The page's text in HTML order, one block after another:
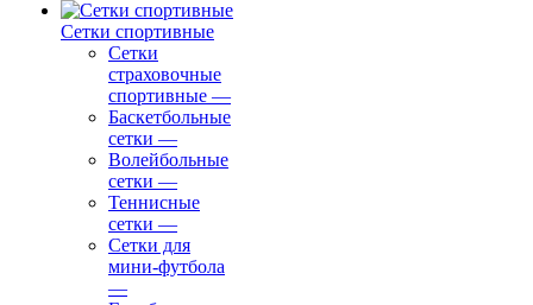
Сетки спортивные
Сетки
страховочные
спортивные —
Баскетбольные
сетки —
Волейбольные
сетки —
Теннисные
сетки —
Сетки для
мини-футбола
—